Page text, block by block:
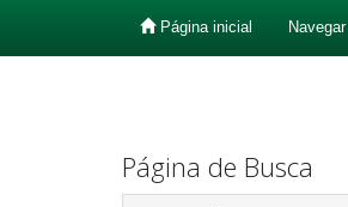
Página inicial Navegar
Página de Busca